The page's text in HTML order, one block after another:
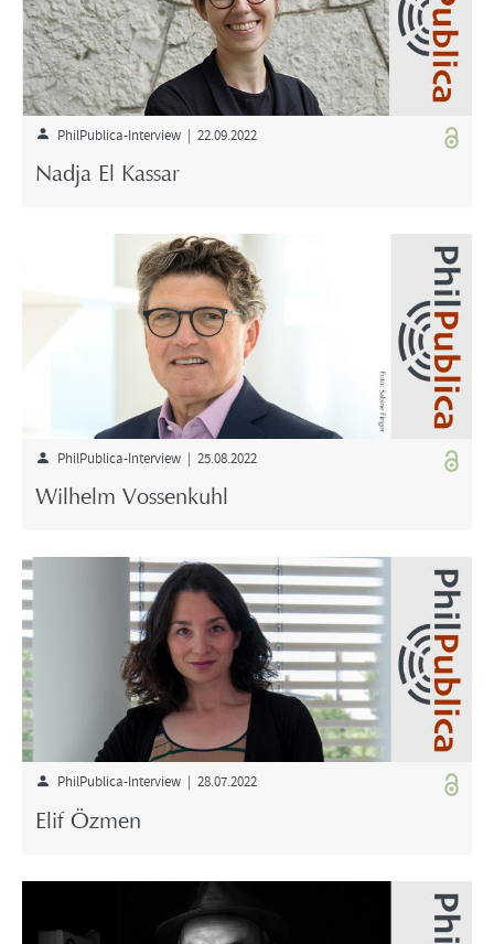
PhilPublica-Interview | 22.09.2022
Nadja El Kassar
PhilPublica-Interview | 25.08.2022
Wilhelm Vossenkuhl
PhilPublica-Interview | 28.07.2022
Elif Özmen